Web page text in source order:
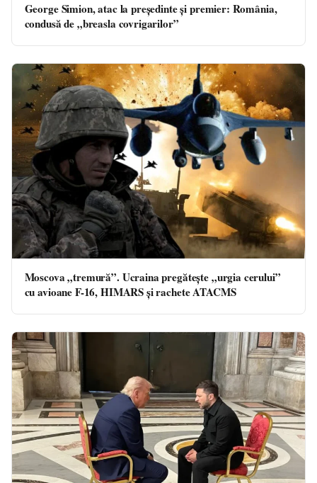
George Simion, atac la președinte și premier: România,
condusă de „breasla covrigarilor”
Moscova „tremură”. Ucraina pregătește „urgia cerului”
cu avioane F-16, HIMARS și rachete ATACMS